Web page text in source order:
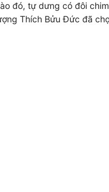
đó, tự dưng có đôi
Thích Bửu Đức đã